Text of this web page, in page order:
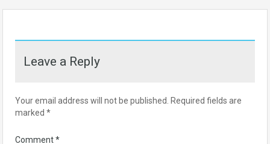
Leave a Reply
Your email address will not be published.
Required fields are
marked *
Comment*